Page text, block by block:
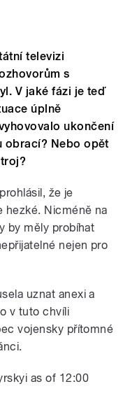
televizi
s
V jaké fázi je teď
úplně
ukončení
obrací? Nebo opět
že je
hezké. Nicméně na
by měly probíhat
nejen pro
uznat anexi a
v tuto chvíli
vojensky přítomné
as of 12:00